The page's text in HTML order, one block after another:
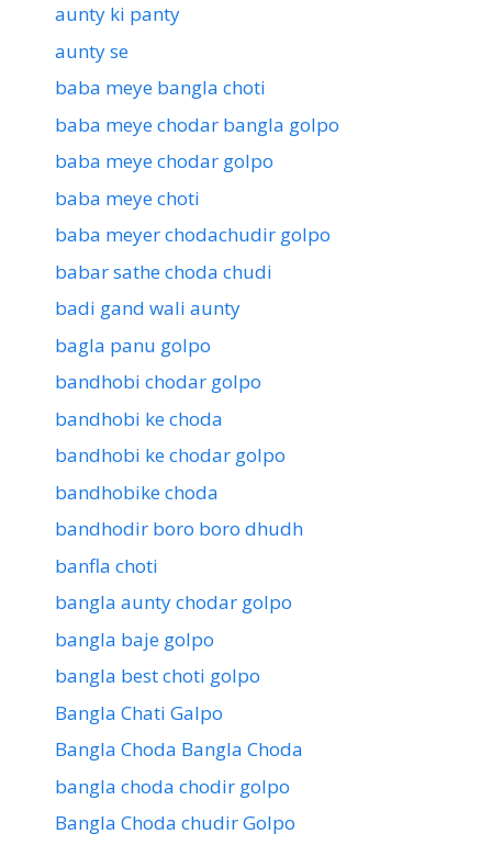
aunty ki panty
aunty se
baba meye bangla choti
baba meye chodar bangla golpo
baba meye chodar golpo
baba meye choti
baba meyer chodachudir golpo
babar sathe choda chudi
badi gand wali aunty
bagla panu golpo
bandhobi chodar golpo
bandhobi ke choda
bandhobi ke chodar golpo
bandhobike choda
bandhodir boro boro dhudh
banfla choti
bangla aunty chodar golpo
bangla baje golpo
bangla best choti golpo
Bangla Chati Galpo
Bangla Choda Bangla Choda
bangla choda chodir golpo
Bangla Choda chudir Golpo